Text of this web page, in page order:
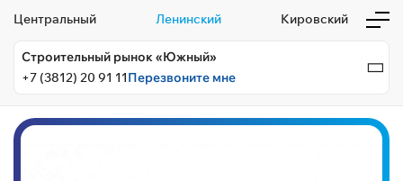
Центральный Ленинский Кировский
Строительный рынок «Южный»
+7 (3812) 20 91 11Перезвоните мне